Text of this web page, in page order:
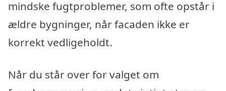
mindske fugtproblemer, som ofte opstår i
ældre bygninger, når facaden ikke er
korrekt vedligeholdt.
Når du står over for valget om